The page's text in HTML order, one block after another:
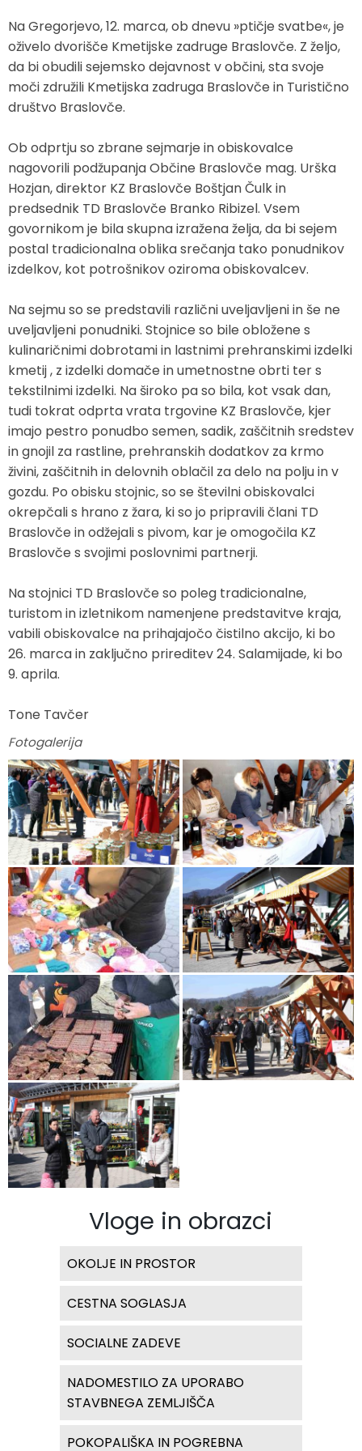
Na Gregorjevo, 12. marca, ob dnevu »ptičje svatbe«, je
oživelo dvorišče Kmetijske zadruge Braslovče. Z željo,
da bi obudili sejemsko dejavnost v občini, sta svoje
moči združili Kmetijska zadruga Braslovče in Turistično
društvo Braslovče.
Ob odprtju so zbrane sejmarje in obiskovalce
nagovorili podžupanja Občine Braslovče mag. Urška
Hozjan, direktor KZ Braslovče Boštjan Čulk in
predsednik TD Braslovče Branko Ribizel. Vsem
govornikom je bila skupna izražena želja, da bi sejem
postal tradicionalna oblika srečanja tako ponudnikov
izdelkov, kot potrošnikov oziroma obiskovalcev.
Na sejmu so se predstavili različni uveljavljeni in še ne
uveljavljeni ponudniki. Stojnice so bile obložene s
kulinaričnimi dobrotami in lastnimi prehranskimi izdelki
kmetij , z izdelki domače in umetnostne obrti ter s
tekstilnimi izdelki. Na široko pa so bila, kot vsak dan,
tudi tokrat odprta vrata trgovine KZ Braslovče, kjer
imajo pestro ponudbo semen, sadik, zaščitnih sredstev
in gnojil za rastline, prehranskih dodatkov za krmo
živini, zaščitnih in delovnih oblačil za delo na polju in v
gozdu. Po obisku stojnic, so se številni obiskovalci
okrepčali s hrano z žara, ki so jo pripravili člani TD
Braslovče in odžejali s pivom, kar je omogočila KZ
Braslovče s svojimi poslovnimi partnerji.
Na stojnici TD Braslovče so poleg tradicionalne,
turistom in izletnikom namenjene predstavitve kraja,
vabili obiskovalce na prihajajočo čistilno akcijo, ki bo
26. marca in zaključno prireditev 24. Salamijade, ki bo
9. aprila.
Tone Tavčer
Fotogalerija
Vloge in obrazci
OKOLJE IN PROSTOR
CESTNA SOGLASJA
SOCIALNE ZADEVE
NADOMESTILO ZA UPORABO
STAVBNEGA ZEMLJIŠČA
POKOPALIŠKA IN POGREBNA
Zaščita in reševanje
Proračun občine
Prostorski akti občine
Strateški dokumenti
Občinsko glasilo
Uradne objave
Lokalne volitve
Varuhov kotiček
Ekomuzej hmeljarstva in pivovarstva
Dežela celjska
Slovo naših občanov
Objave Savinjska TV